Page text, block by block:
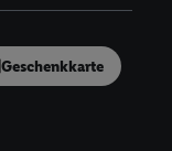
Geschenkkarte